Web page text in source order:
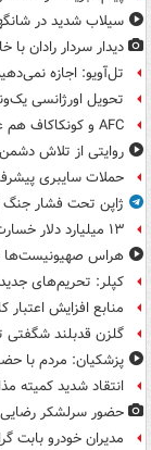
سیلاب شدید در
دیدار سردار رادان
تل‌آویو: اجازه
تحویل اورژانسی
AFC و کونکاکاف هم علیه اینفانتینو شدند
روایتی از تلاش
حملات سایبری
ژاپن تحت فشار جنگ
۱۳ میلیارد دلار خسارت؛ خرج سنگین ایران روی دست پنتاگون
هراس
کپلر: تحریم‌های
منابع افزایش
گلزن قدبلند
پزشکیان: مردم با
انتقاد شدید کمیته
حضور سرلشکر رضایی
مدیران خودرو بابت گران‌فروشی